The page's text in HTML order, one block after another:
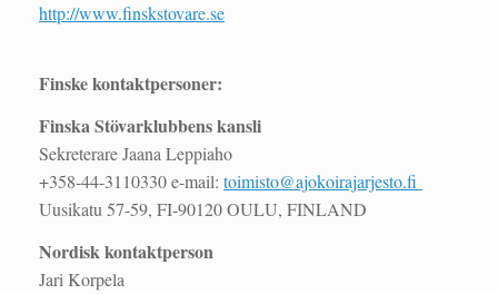
http://www.finskstovare.se
Finske kontaktpersoner:
Finska Stövarklubbens kansli
Sekreterare Jaana Leppiaho
+358-44-3110330 e-mail: toimisto@ajokoirajarjesto.fi
Uusikatu 57-59, FI-90120 OULU, FINLAND
Nordisk kontaktperson
Jari Korpela